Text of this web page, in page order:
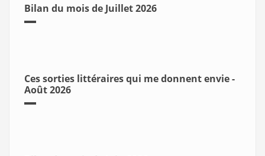
Bilan du mois de Juillet 2026
Ces sorties littéraires qui me donnent envie -
Août 2026